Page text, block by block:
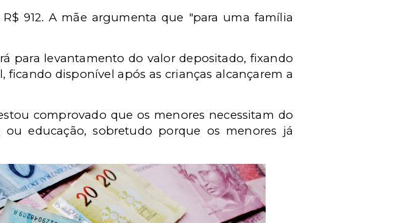
912. A mãe argumenta que "para uma família
para levantamento do valor depositado, fixando
disponível após as crianças alcançarem a
comprovado que os menores necessitam do
educação, sobretudo porque os menores já